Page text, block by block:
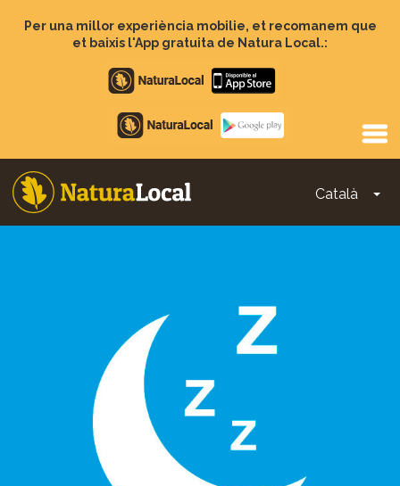
Per una millor experiència mobilie, et recomanem que
et baixis l'App gratuita de Natura Local.:
Apple
store
Google
Play
Català
Main